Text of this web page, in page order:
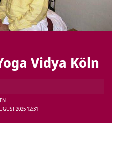
Vidya Köln
2025 12:31